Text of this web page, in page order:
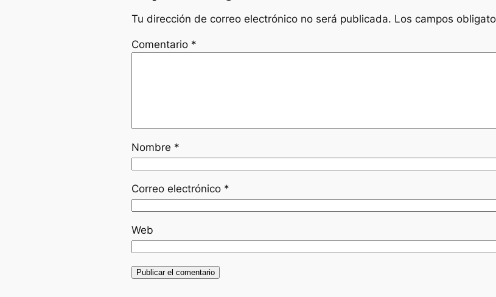
Tu dirección de correo electrónico no será publicada. Los campos
Comentario *
Nombre *
Correo electrónico *
Web